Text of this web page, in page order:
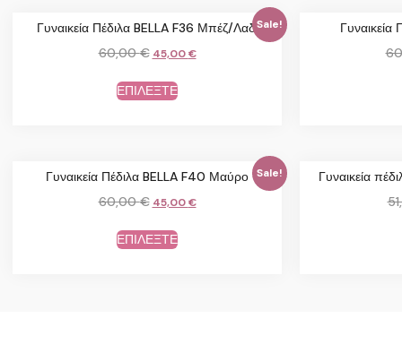
Sale!
Γυναικεία Πέδιλα BELLA F36 Μπέζ/Λαδί
60,00€ 45,00€
ΕΠΙΛΕΞΤΕ
Γυναικεία
Sale!
Γυναικεία Πέδιλα BELLA F40 Μαύρο
60,00€ 45,00€
ΕΠΙΛΕΞΤΕ
Γυναικεία